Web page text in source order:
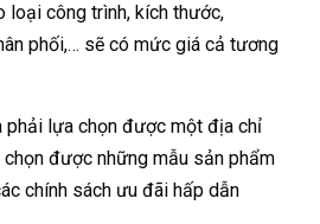
loại công trình, kích thước,
phối,… sẽ có mức giá cả tương
phải lựa chọn được một địa chỉ
được những mẫu sản phẩm
chính sách ưu đãi hấp dẫn